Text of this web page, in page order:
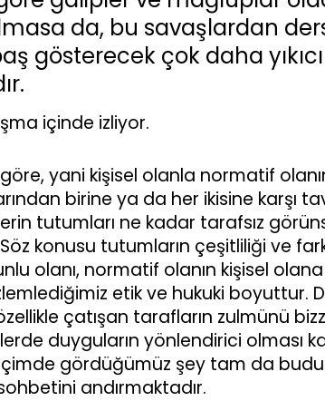
da, bu savaşlardan
gösterecek çok daha yıkıcı
içinde izliyor.
yani kişisel olanla normatif
birine ya da her ikisine karşı
tutumları ne kadar tarafsız
konusu tutumların çeşitliliği ve
olanı, normatif olanın kişisel
etik ve hukuki boyuttur.
çatışan tarafların zulmünü
duyguların yönlendirici olması
gördüğümüz şey tam da
andırmaktadır.